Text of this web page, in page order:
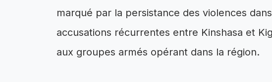
marqué par la persistance des violences
accusations récurrentes entre Kinshasa et
aux groupes armés opérant dans la région.